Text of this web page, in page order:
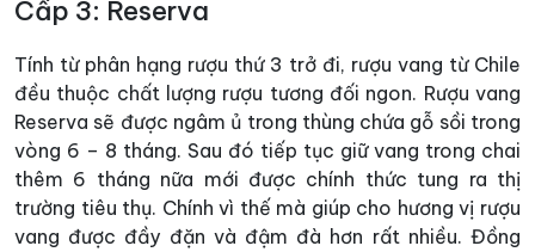
Cấp 3: Reserva
Tính từ phân hạng rượu thứ 3 trở đi, rượu vang từ Chile
đều thuộc chất lượng rượu tương đối ngon. Rượu vang
Reserva sẽ được ngâm ủ trong thùng chứa gỗ sồi trong
vòng 6 – 8 tháng. Sau đó tiếp tục giữ vang trong chai
thêm 6 tháng nữa mới được chính thức tung ra thị
trường tiêu thụ. Chính vì thế mà giúp cho hương vị rượu
vang được đầy đặn và đậm đà hơn rất nhiều. Đồng